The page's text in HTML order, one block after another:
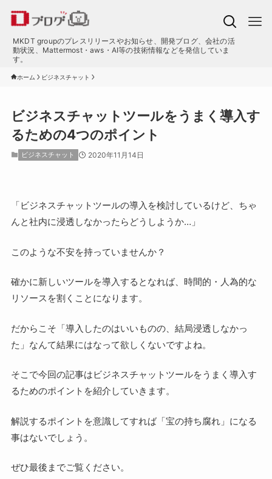
MKDT groupのプレスリリースやお知らせ、開発ブログ、会社の活
動状況、Mattermost・aws・AI等の技術情報などを発信していま
す。
ホーム ビジネスチャット
ビジネスチャットツールをうまく導入す
るための4つのポイント
ビジネスチャット 2020年11月14日
「ビジネスチャットツールの導入を検討しているけど、ちゃ
んと社内に浸透しなかったらどうしようか…」
このような不安を持っていませんか？
確かに新しいツールを導入するとなれば、時間的・人為的な
リソースを割くことになります。
だからこそ「導入したのはいいものの、結局浸透しなかっ
た」なんて結果にはなって欲しくないですよね。
そこで今回の記事はビジネスチャットツールをうまく導入す
るためのポイントを紹介していきます。
解説するポイントを意識してすれば「宝の持ち腐れ」になる
事はないでしょう。
ぜひ最後までご覧ください。